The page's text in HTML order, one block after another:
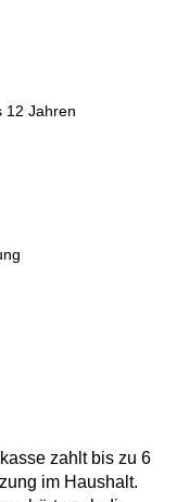
12 Jahren
zahlt bis zu 6
im Haushalt.